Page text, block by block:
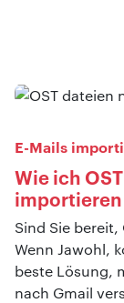
E-Mails
Wie ich
Sind Sie
Wenn Jawohl,
beste Lösung,
nach Gmail